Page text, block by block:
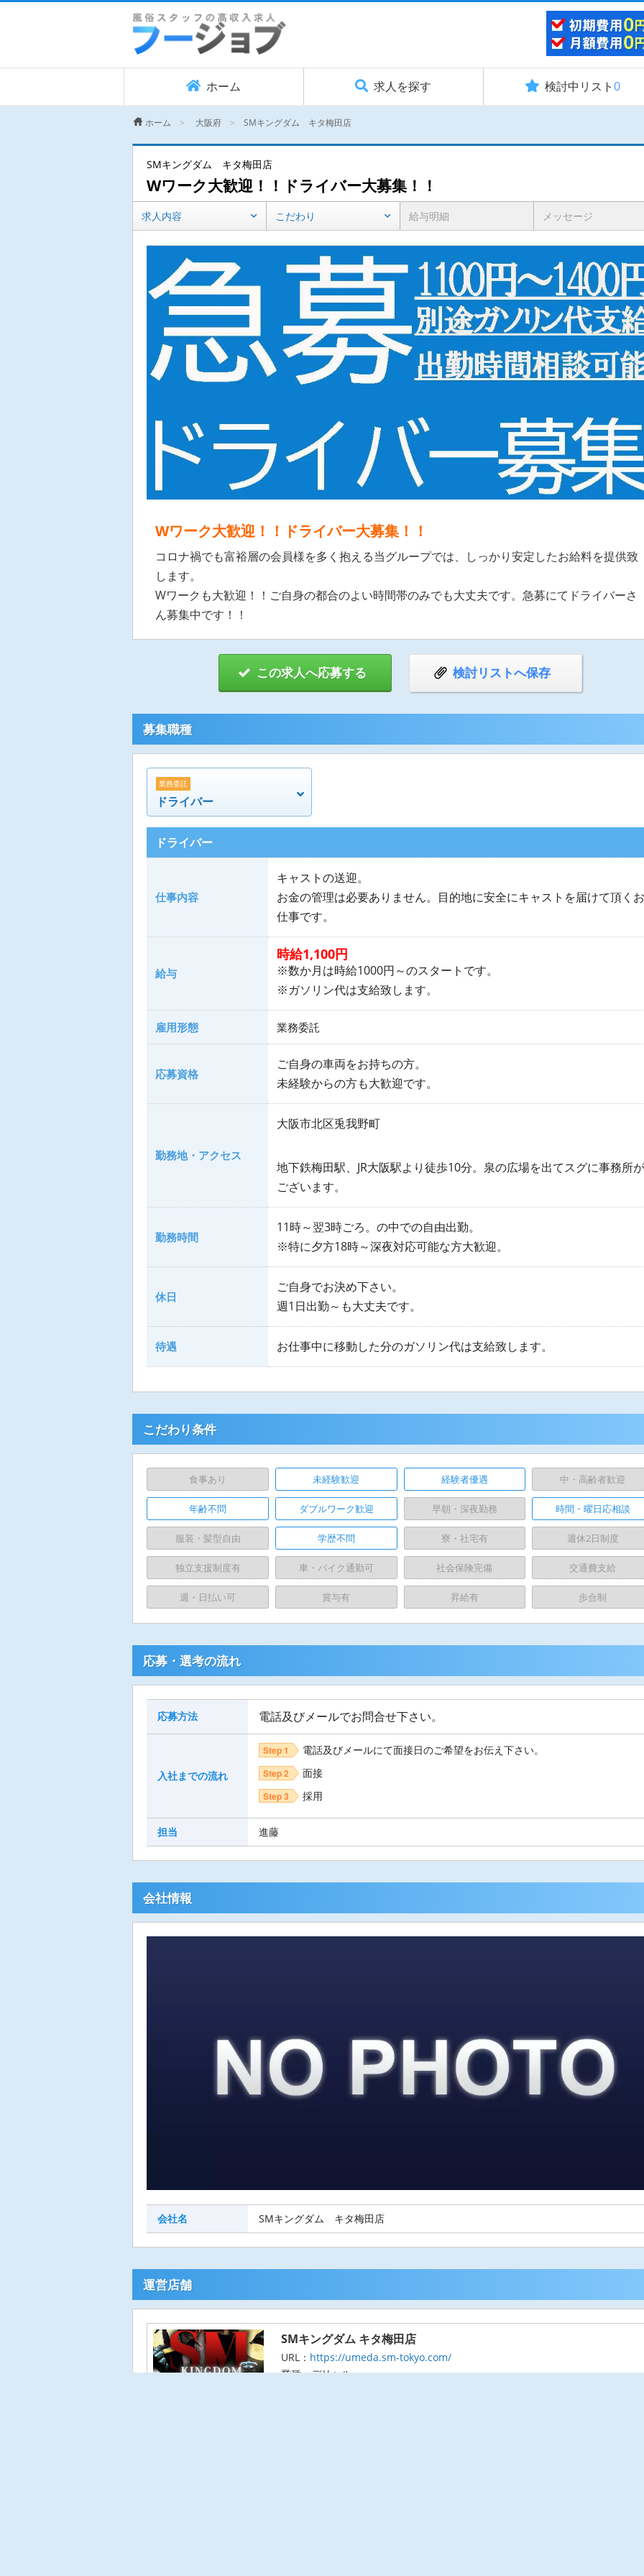
ホーム 求人を探す 検討中リスト0
ホーム 大阪府 SMキングダム キタ梅田店
SMキングダム キタ梅田店
Wワーク大歓迎！！ドライバー大募集！！
求人内容 こだわり 給与明細 メッセージ
Wワーク大歓迎！！ドライバー大募集！！
コロナ禍でも富裕層の会員様を多く抱える当グループでは、しっかり安定したお給料を提供致
します。
Wワークも大歓迎！！ご自身の都合のよい時間帯のみでも大丈夫です。急募にてドライバーさ
ん募集中です！！
この求人へ応募する 検討リストへ保存
募集職種
業務委託
ドライバー
ドライバー
仕事内容
キャストの送迎。
お金の管理は必要ありません。目的地に安全にキャストを届けて頂く
仕事です。
給与
時給1,100円
※数か月は時給1000円～のスタートです。
※ガソリン代は支給致します。
雇用形態 業務委託
応募資格
ご自身の車両をお持ちの方。
未経験からの方も大歓迎です。
勤務地・アクセス
大阪市北区兎我野町
地下鉄梅田駅、JR大阪駅より徒歩10分。泉の広場を出てスグに事務所
ございます。
勤務時間
11時～翌3時ごろ。の中での自由出勤。
※特に夕方18時～深夜対応可能な方大歓迎。
休日
ご自身でお決め下さい。
週1日出勤～も大丈夫です。
待遇 お仕事中に移動した分のガソリン代は支給致します。
こだわり条件
食事あり 未経験歓迎 経験者優遇 中・高齢者歓迎
年齢不問 ダブルワーク歓迎 早朝・深夜勤務 時間・曜日応相談
服装・髪型自由 学歴不問 寮・社宅有 週休2日制度
独立支援制度有 車・バイク通勤可 社会保険完備 交通費支給
週・日払い可 賞与有 昇給有 歩合制
応募・選考の流れ
応募方法 電話及びメールでお問合せ下さい。
入社までの流れ
Step 1 電話及びメールにて面接日のご希望をお伝え下さい。
Step 2 面接
Step 3 採用
担当 進藤
会社情報
会社名 SMキングダム キタ梅田店
運営店舗
SMキングダム キタ梅田店
URL： https://umeda.sm-tokyo.com/
業種：デリヘル